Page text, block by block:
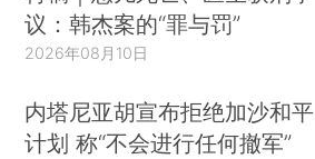
议：韩杰案的“罪与罚”
2026年08月10日
内塔尼亚胡宣布拒绝加沙和平
计划 称“不会进行任何撤军”